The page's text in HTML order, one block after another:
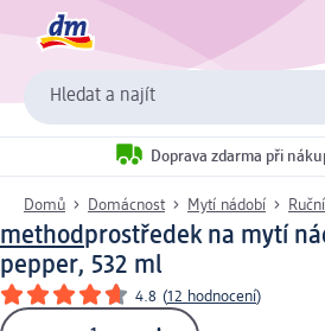
Hledat a najít
Doprava zdarma při
Domů Domácnost Mytí nádobí
methodprostředek na mytí
pepper, 532 ml
4.8 (12 hodnocení)